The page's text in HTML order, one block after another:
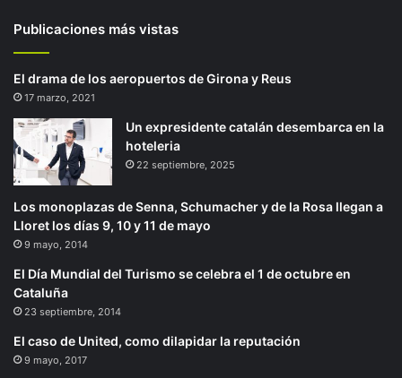
Publicaciones más vistas
El drama de los aeropuertos de Girona y Reus
17 marzo, 2021
Un expresidente catalán desembarca en la
hoteleria
22 septiembre, 2025
Los monoplazas de Senna, Schumacher y de la Rosa llegan a
Lloret los días 9, 10 y 11 de mayo
9 mayo, 2014
El Día Mundial del Turismo se celebra el 1 de octubre en
Cataluña
23 septiembre, 2014
El caso de United, como dilapidar la reputación
9 mayo, 2017